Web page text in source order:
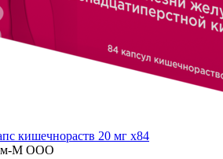
кишечнораств 20 мг x84
М ООО